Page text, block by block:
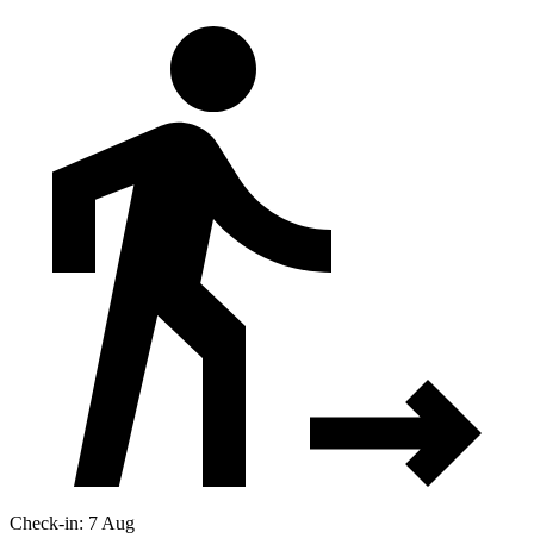
Check-in: 7 Aug